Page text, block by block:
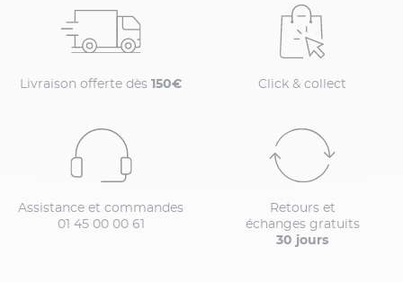
Livraison offerte dès 150€ Click & collect
Assistance et commandes
01 45 00 00 61
Retours et
échanges gratuits
30 jours